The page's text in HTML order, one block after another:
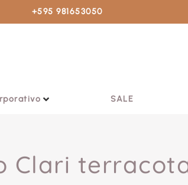
+595 981653050
SALE
Clari